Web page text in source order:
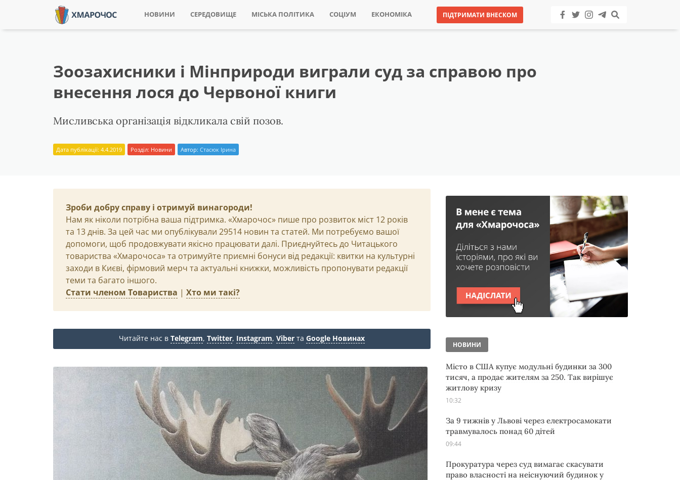
НОВИНИ СЕРЕДОВИЩЕ МІСЬКА ПОЛІТИКА СОЦІУМ ЕКОНОМІКА ПІДТРИМАТИ ВНЕСКОМ
Зоозахисники і Мінприроди виграли суд за справою про
внесення лося до Червоної книги
Мисливська організація відкликала свій позов.
Дата публікації: 4.4.2019 Розділ: Новини Автор: Стасюк Ірина
Зроби добру справу і отримуй винагороди!
Нам як ніколи потрібна ваша підтримка. «Хмарочос» пише про розвиток міст 12 років
та 13 днів. За цей час ми опублікували 29514 новин та статей. Ми потребуємо вашої
допомоги, щоб продовжувати якісно працювати далі. Приєднуйтесь до Читацького
товариства «Хмарочоса» та отримуйте приємні бонуси від редакції: квитки на культурні
заходи в Києві, фірмовий мерч та актуальні книжки, можливість пропонувати редакції
теми та багато іншого.
Стати членом Товариства | Хто ми такі?
Читайте нас в Telegram, Twitter, Instagram, Viber та Google Новинах
НОВИНИ
Місто в США купує модульні будинки за 300
тисяч, а продає жителям за 250. Так вирішує
житлову кризу
10:32
За 9 тижнів у Львові через електросамокати
травмувалось понад 60 дітей
09:44
Прокуратура через суд вимагає скасувати
право власності на неіснуючий будинок у